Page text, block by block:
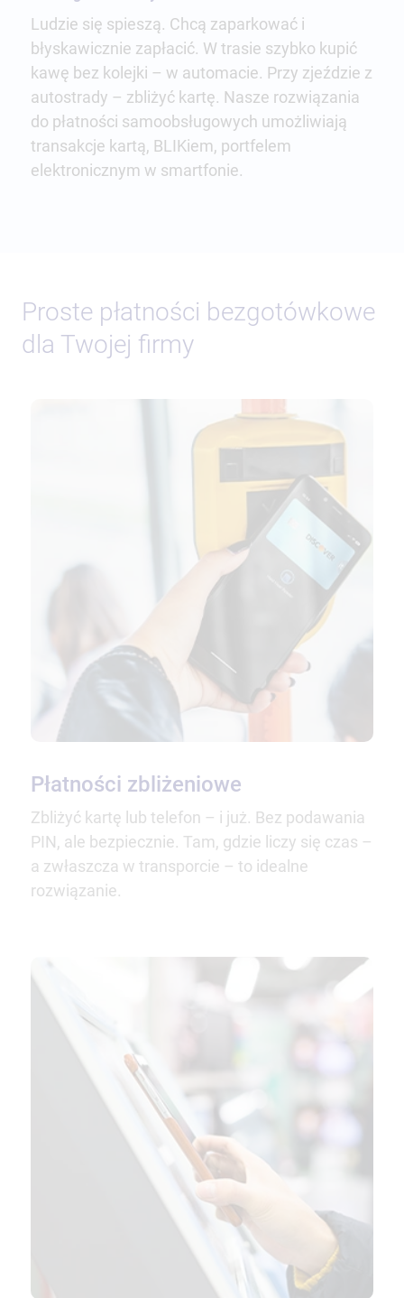
Ludzie się spieszą. Chcą zaparkować i
błyskawicznie zapłacić. W trasie szybko kupić
kawę bez kolejki – w automacie. Przy zjeździe z
autostrady – zbliżyć kartę. Nasze rozwiązania
do płatności samoobsługowych umożliwiają
transakcje kartą, BLIKiem, portfelem
elektronicznym w smartfonie.
Proste płatności bezgotówkowe
dla Twojej firmy
Płatności zbliżeniowe
Zbliżyć kartę lub telefon – i już. Bez podawania
PIN, ale bezpiecznie. Tam, gdzie liczy się czas –
a zwłaszcza w transporcie – to idealne
rozwiązanie.